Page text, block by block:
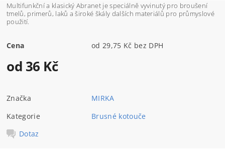
Multifunkční a klasický Abranet je speciálně vyvinutý pro broušení
tmelů, primerů, laků a široké škály dalších materiálů pro průmyslové
použití.
Cena od 29,75 Kč bez DPH
od 36 Kč
Značka
MIRKA
Kategorie
Brusné kotouče
Dotaz